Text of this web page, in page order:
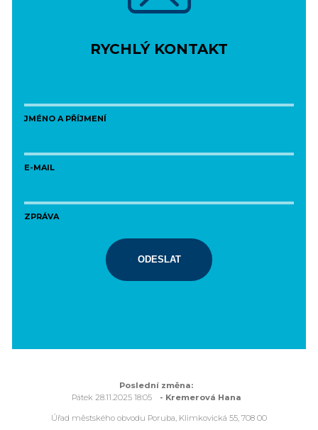
RYCHLÝ KONTAKT
JMÉNO A PŘÍJMENÍ
E-MAIL
ZPRÁVA
ODESLAT
Poslední změna:
Pátek 28.11.2025 18:05
- Kremerová Hana
Úřad městského obvodu Poruba, Klimkovická 55, 708 00